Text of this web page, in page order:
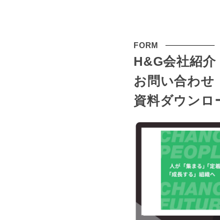
FORM
H&G会社紹介
お問い合わせ
資料ダウンロ